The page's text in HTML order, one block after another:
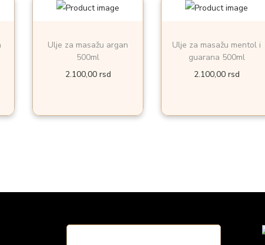
Ulje za masažu argan
500ml
2.100,00 rsd
Ulje za masažu mentol i
guarana 500ml
2.100,00 rsd